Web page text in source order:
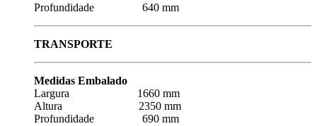
Profundidade 640 mm
TRANSPORTE
Medidas Embalado
Largura 1660 mm
Altura 2350 mm
Profundidade 690 mm